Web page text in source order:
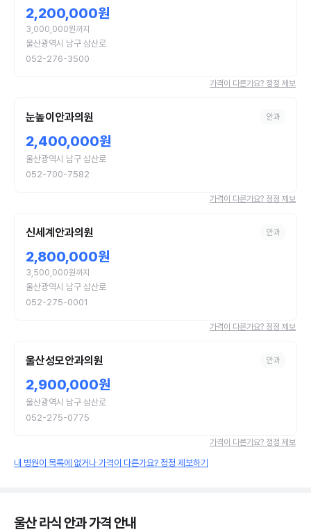
2,200,000원
3,000,000원까지
울산광역시 남구 삼산로
052-276-3500
가격이 다른가요? 정정 제보
눈높이안과의원 안과
2,400,000원
울산광역시 남구 삼산로
052-700-7582
가격이 다른가요? 정정 제보
신세계안과의원 안과
2,800,000원
3,500,000원까지
울산광역시 남구 삼산로
052-275-0001
가격이 다른가요? 정정 제보
울산성모안과의원 안과
2,900,000원
울산광역시 남구 삼산로
052-275-0775
가격이 다른가요? 정정 제보
내 병원이 목록에 없거나 가격이 다른가요? 정정 제보하기
울산 라식 안과가격 안내